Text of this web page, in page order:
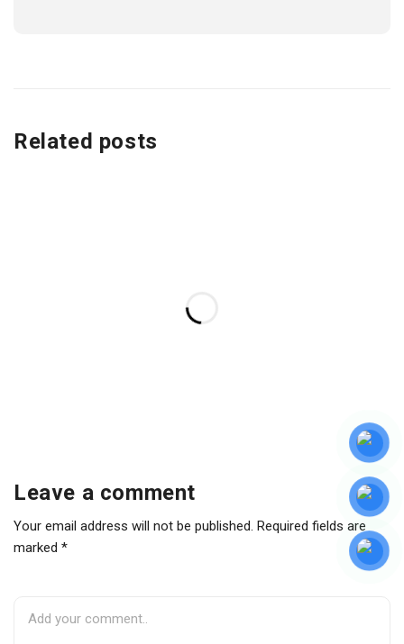
Related posts
Leave a comment
Your email address will not be published. Required fields are
marked *